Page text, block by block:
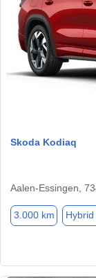
Skoda Kodiaq
Aalen-Essingen,
3.000 km